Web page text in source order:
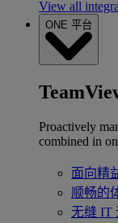
View all
ONE 平台
Proactively
combined in
面向精
顺畅的
无缝 IT